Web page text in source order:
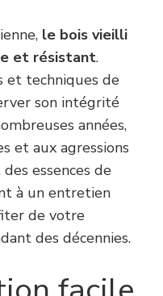
le bois vieilli
et résistant.
et techniques de
son intégrité
années,
et aux agressions
essences de
à un entretien
de votre
des décennies.